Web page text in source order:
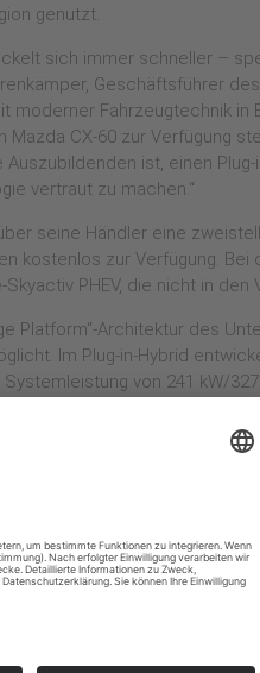
genutzt.
sich immer schneller –
Geschäftsführer
moderner Fahrzeugtechnik in
Mazda CX-60 zur Verfügung
ist, einen
vertraut zu machen.“
seine Händler eine
kostenlos zur Verfügung.
PHEV, die nicht in den
Platform“-Architektur des
Im Plug-in-Hybrid
von 241 kW/
kWh-Batterie im
WLTP). Hinzu kommt
5,1-5,4 l/100 km,
147 kW/200 PS bzw. 187
Automatikgetriebe mit
gehört beim Plug-
Crossover mit zahlreichen
die Ausstattungslinien
Lederlenkrad sowie ein mit